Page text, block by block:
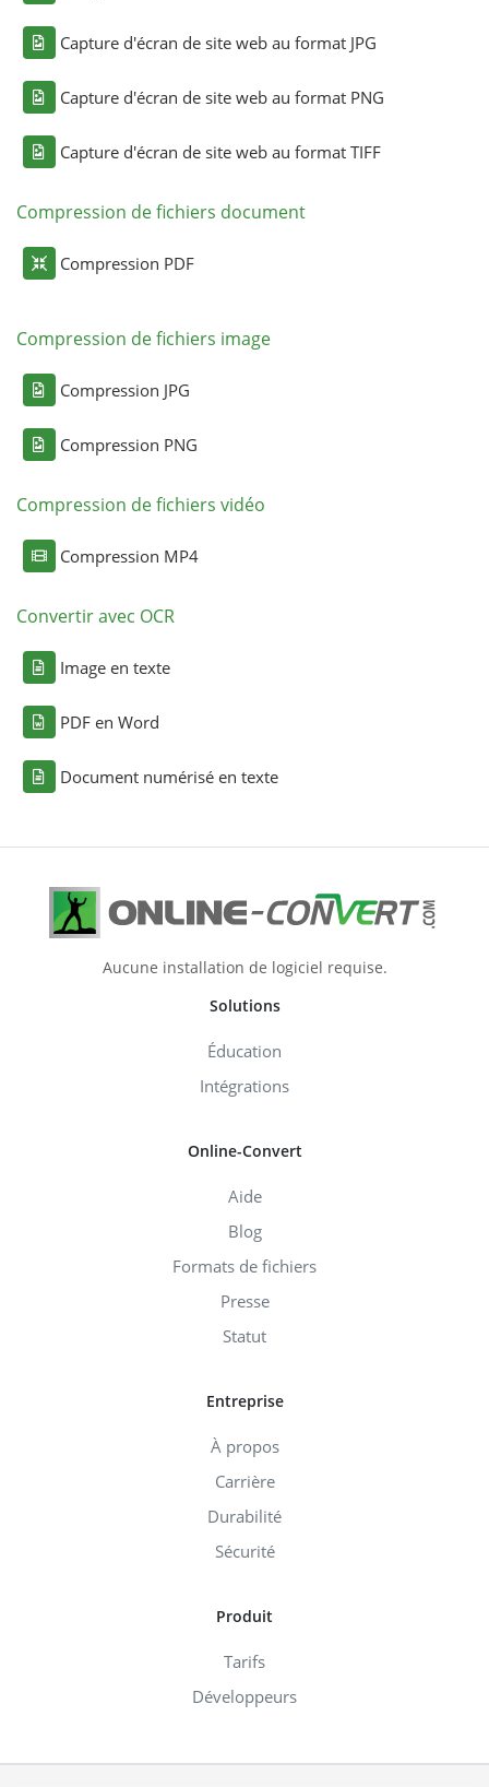
Capture d'écran de site web au format JPG
Capture d'écran de site web au format PNG
Capture d'écran de site web au format TIFF
Compression de fichiers document
Compression PDF
Compression de fichiers image
Compression JPG
Compression PNG
Compression de fichiers vidéo
Compression MP4
Convertir avec OCR
Image en texte
PDF en Word
Document numérisé en texte
Aucune installation de logiciel requise.
Solutions
Éducation
Intégrations
Online-Convert
Aide
Blog
Formats de fichiers
Presse
Statut
Entreprise
À propos
Carrière
Durabilité
Sécurité
Produit
Tarifs
Développeurs